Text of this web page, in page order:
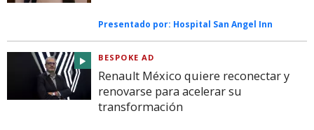
Presentado por: Hospital San Angel Inn
BESPOKE AD
Renault México quiere reconectar y
renovarse para acelerar su
transformación